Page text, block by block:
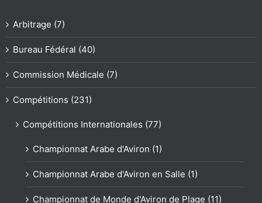
Arbitrage (7)
Bureau Fédéral (40)
Commission Médicale (7)
Compétitions (231)
Compétitions Internationales (77)
Championnat Arabe d'Aviron (1)
Championnat Arabe d'Aviron en Salle (1)
Championnat de Monde d'Aviron de Plage (11)